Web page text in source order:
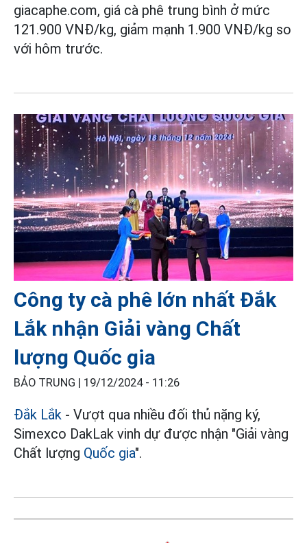
giacaphe.com, giá cà phê trung bình ở mức
121.900 VNĐ/kg, giảm mạnh 1.900 VNĐ/kg so
với hôm trước.
Công ty cà phê lớn nhất Đắk
Lắk nhận Giải vàng Chất
lượng Quốc gia
BẢO TRUNG | 19/12/2024 - 11:26
Đắk Lắk - Vượt qua nhiều đối thủ nặng ký,
Simexco DakLak vinh dự được nhận "Giải vàng
Chất lượng Quốc gia".